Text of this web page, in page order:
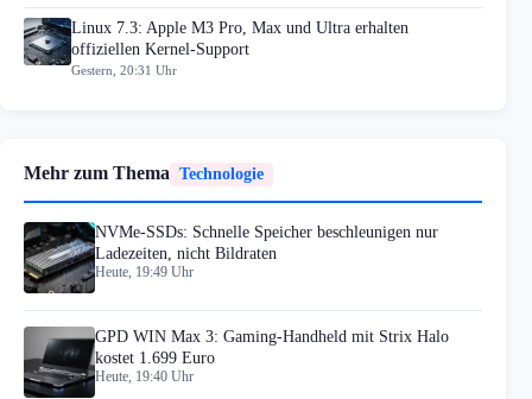
Linux 7.3: Apple M3 Pro, Max und Ultra erhalten
offiziellen Kernel-Support
Gestern, 20:31 Uhr
Mehr zum Thema Technologie
NVMe-SSDs: Schnelle Speicher beschleunigen nur
Ladezeiten, nicht Bildraten
Heute, 19:49 Uhr
GPD WIN Max 3: Gaming-Handheld mit Strix Halo
kostet 1.699 Euro
Heute, 19:40 Uhr